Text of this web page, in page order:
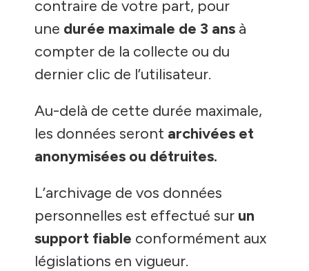
contraire de votre part, pour
une durée maximale de 3 ans à
compter de la collecte ou du
dernier clic de l’utilisateur.
Au-delà de cette durée maximale,
les données seront archivées et
anonymisées ou détruites.
L’archivage de vos données
personnelles est effectué sur un
support fiable conformément aux
législations en vigueur.